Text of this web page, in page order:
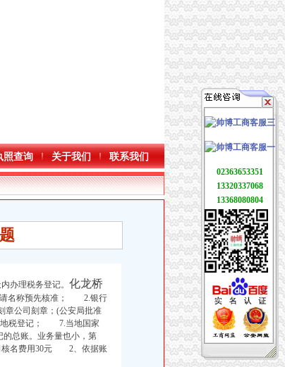
照查询 关于我们 联系我们
办理税务登记。 化龙桥
名称预先核准； 2.银行
公司刻章；(公安局批准
地税登记； 7.当地国家
总账。业务量也小，第
核名费用30元 2、依据账
02363653351
13320337068
13368080804